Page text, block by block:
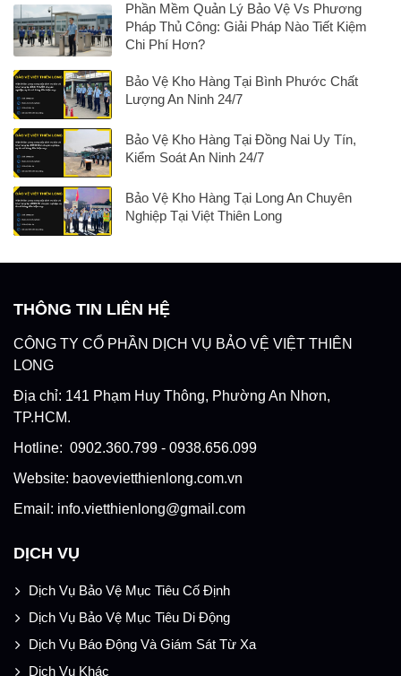
Phần Mềm Quản Lý Bảo Vệ Vs Phương
Pháp Thủ Công: Giải Pháp Nào Tiết Kiệm
Chi Phí Hơn?
Bảo Vệ Kho Hàng Tại Bình Phước Chất
Lượng An Ninh 24/7
Bảo Vệ Kho Hàng Tại Đồng Nai Uy Tín,
Kiểm Soát An Ninh 24/7
Bảo Vệ Kho Hàng Tại Long An Chuyên
Nghiệp Tại Việt Thiên Long
THÔNG TIN LIÊN HỆ
CÔNG TY CỔ PHẦN DỊCH VỤ BẢO VỆ VIỆT THIÊN
LONG
Địa chỉ: 141 Phạm Huy Thông, Phường An Nhơn,
TP.HCM.
Hotline: 0902.360.799 - 0938.656.099
Website: baovevietthienlong.com.vn
Email: info.vietthienlong@gmail.com
DỊCH VỤ
Dịch Vụ Bảo Vệ Mục Tiêu Cố Định
Dịch Vụ Bảo Vệ Mục Tiêu Di Động
Dịch Vụ Báo Động Và Giám Sát Từ Xa
Dịch Vụ Khác